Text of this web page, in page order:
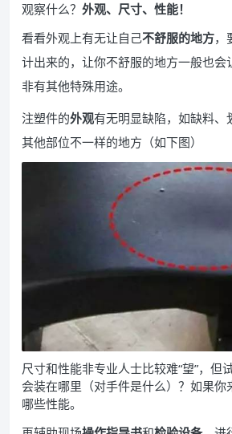
观察什么？ 外观、尺寸、性能！
看看外观上有无让自己不舒服的地方，
计出来的，让你不舒服的地方一般也会
非有其他特殊用途。
注塑件的外观有无明显缺陷，如缺料、
其他部位不一样的地方（如下图）
尺寸和性能非专业人士比较难“望”，但
会装在哪里（对手件是什么）？如果你
哪些性能。